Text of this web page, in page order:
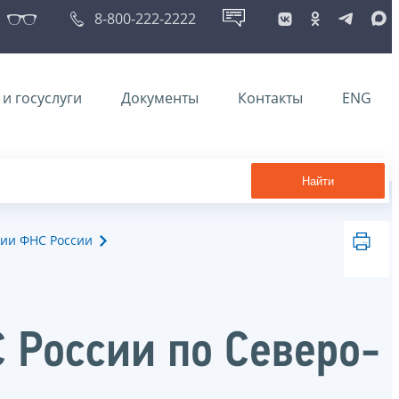
8-800-222-2222
госуслуги Документы Контакты ENG
Найти
ФНС России
по Северо-